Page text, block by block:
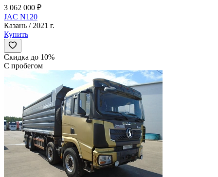
3 062 000 ₽
JAC N120
Казань / 2021 г.
Купить
Скидка до 10%
С пробегом